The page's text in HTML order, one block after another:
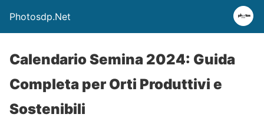
Photosdp.Net
Calendario Semina 2024: Guida
Completa per Orti Produttivi e
Sostenibili